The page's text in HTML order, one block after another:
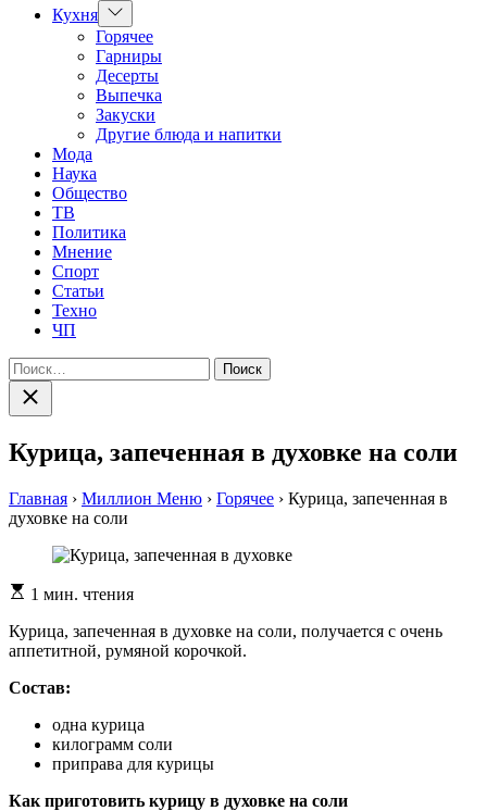
Кухня Показать
подменю
Горячее
Гарниры
Десерты
Выпечка
Закуски
Другие блюда и напитки
Мода
Наука
Общество
ТВ
Политика
Мнение
Спорт
Статьи
Техно
ЧП
Найти:
Закрыть
поиск
Курица, запеченная в духовке на соли
Главная › Миллион Меню › Горячее › Курица, запеченная в
духовке на соли
Расчетное
чтения
1 мин. чтения
Курица, запеченная в духовке на соли, получается с очень
аппетитной, румяной корочкой.
Состав:
одна курица
килограмм соли
приправа для курицы
Как приготовить курицу в духовке на соли